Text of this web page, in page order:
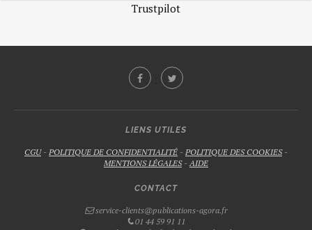
Trustpilot
LIENS UTILES
CGU- POLITIQUE DE CONFIDENTIALITÉ - POLITIQUE DES COOKIES-
MENTIONS LÉGALES- AIDE
CONTACT
service-clients@publications-agora.fr
01 44 59 91 11